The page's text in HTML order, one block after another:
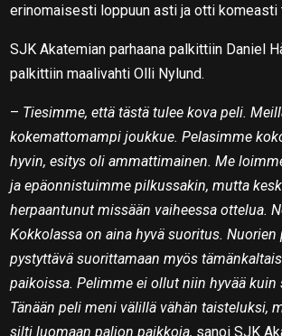
erinomaisesti loppuun asti ja otti komeasti
SJK Akatemian parhaana palkittiin Daniel
palkittiin maalivahti Olli Nylund.
– Tiesimme, että tästä tulee kova peli.
kokemattomampi joukkue. Pelasimme
hyvin, esitys oli ammattimainen. Me
ja epäonnistuimme pilkussakin, mutta
herpaantunut missään vaiheessa ottelua.
Kokkolassa on aina hyvä suoritus. Nuorien
pystyttävä suorittamaan myös
paikoissa. Pelimme ei ollut niin hyvää kuin
Tänään peli meni välillä vähän taisteluksi,
silti luomaan paljon paikkoja, sanoi SJK